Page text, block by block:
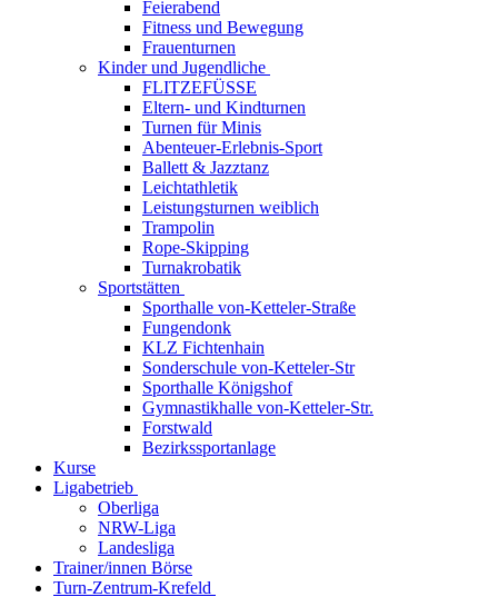
Feierabend
Fitness und Bewegung
Frauenturnen
Kinder und Jugendliche
FLITZEFÜSSE
Eltern- und Kindturnen
Turnen für Minis
Abenteuer-Erlebnis-Sport
Ballett & Jazztanz
Leichtathletik
Leistungsturnen weiblich
Trampolin
Rope-Skipping
Turnakrobatik
Sportstätten
Sporthalle von-Ketteler-Straße
Fungendonk
KLZ Fichtenhain
Sonderschule von-Ketteler-Str
Sporthalle Königshof
Gymnastikhalle von-Ketteler-Str.
Forstwald
Bezirkssportanlage
Kurse
Ligabetrieb
Oberliga
NRW-Liga
Landesliga
Trainer/innen Börse
Turn-Zentrum-Krefeld